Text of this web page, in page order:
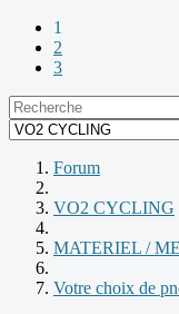
1
2
3
Forum
VO2 CYCLING
MATERIEL /
Votre choix de